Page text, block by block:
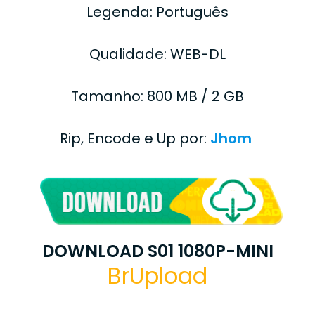
Legenda: Português
Qualidade: WEB-DL
Tamanho: 800 MB / 2 GB
Rip, Encode e Up por: Jhom
DOWNLOAD S01 1080P-MINI
BrUpload